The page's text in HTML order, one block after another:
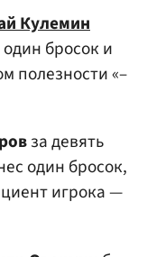
Кулемин
бросок и
полезности «–
за девять
один бросок,
игрока —